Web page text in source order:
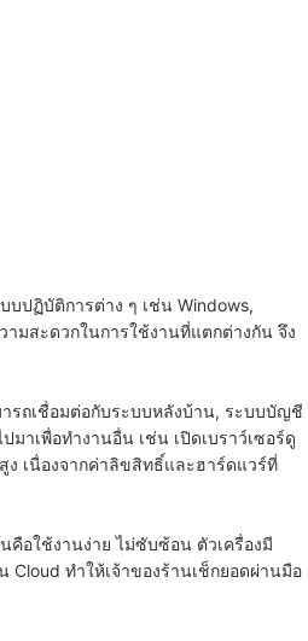
ปฏิบัติการต่าง ๆ เช่น Windows,
มสะดวกในการใช้งานที่แตกต่างกัน จึง
รถเชื่อมต่อกับระบบหลังบ้าน, ระบบบัญชี
เพื่อทำงานอื่น เช่น เปิดเบราว์เซอร์ดู
เนื่องจากค่าลิขสิทธิ์และฮาร์ดแวร์ที่
คือใช้งานง่าย ไม่ซับซ้อน ตัวเครื่องมี
ทำให้เจ้าของร้านเช็กยอดผ่านมือ